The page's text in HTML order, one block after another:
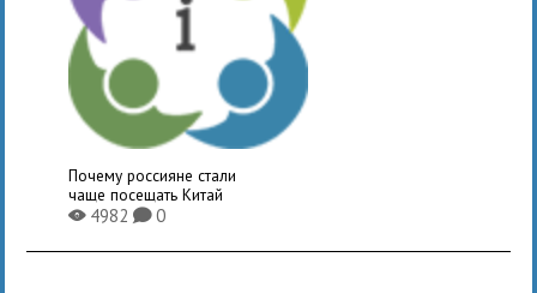
Почему россияне стали
чаще посещать Китай
X4982K0